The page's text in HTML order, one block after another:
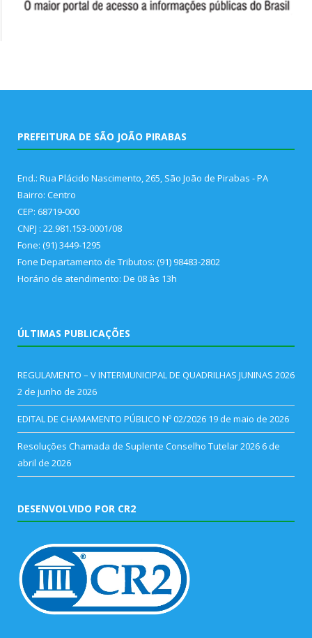
PREFEITURA DE SÃO JOÃO PIRABAS
End.: Rua Plácido Nascimento, 265, São João de Pirabas - PA
Bairro: Centro
CEP: 68719-000
CNPJ : 22.981.153-0001/08
Fone: (91) 3449-1295
Fone Departamento de Tributos: (91) 98483-2802
Horário de atendimento: De 08 às 13h
ÚLTIMAS PUBLICAÇÕES
REGULAMENTO – V INTERMUNICIPAL DE QUADRILHAS JUNINAS 2026
2 de junho de 2026
EDITAL DE CHAMAMENTO PÚBLICO Nº 02/2026 19 de maio de 2026
Resoluções Chamada de Suplente Conselho Tutelar 2026 6 de
abril de 2026
DESENVOLVIDO POR CR2